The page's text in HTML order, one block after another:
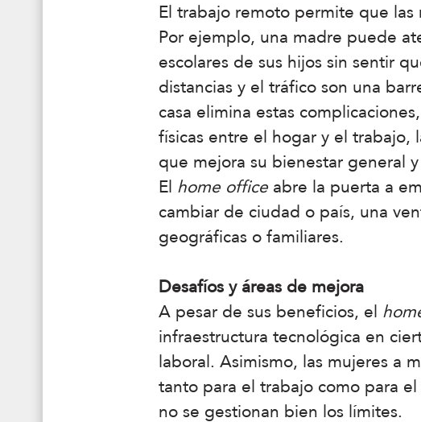
El trabajo remoto permite que las
Por ejemplo, una madre puede
escolares de sus hijos sin sentir
distancias y el tráfico son una
casa elimina estas
físicas entre el hogar y el trabajo,
que mejora su bienestar general
El home officeabre la puerta a
cambiar de ciudad o país, una
geográficas o familiares.
Desafíos y áreas de mejora
A pesar de sus beneficios, el
infraestructura tecnológica en
laboral. Asimismo, las mujeres a
tanto para el trabajo como para
no se gestionan bien los límites.